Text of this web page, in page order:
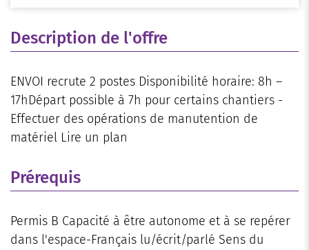
Description de l'offre
ENVOI recrute 2 postes Disponibilité horaire: 8h –
17hDépart possible à 7h pour certains chantiers -
Effectuer des opérations de manutention de
matériel Lire un plan
Prérequis
Permis B Capacité à être autonome et à se repérer
dans l'espace-Français lu/écrit/parlé Sens du